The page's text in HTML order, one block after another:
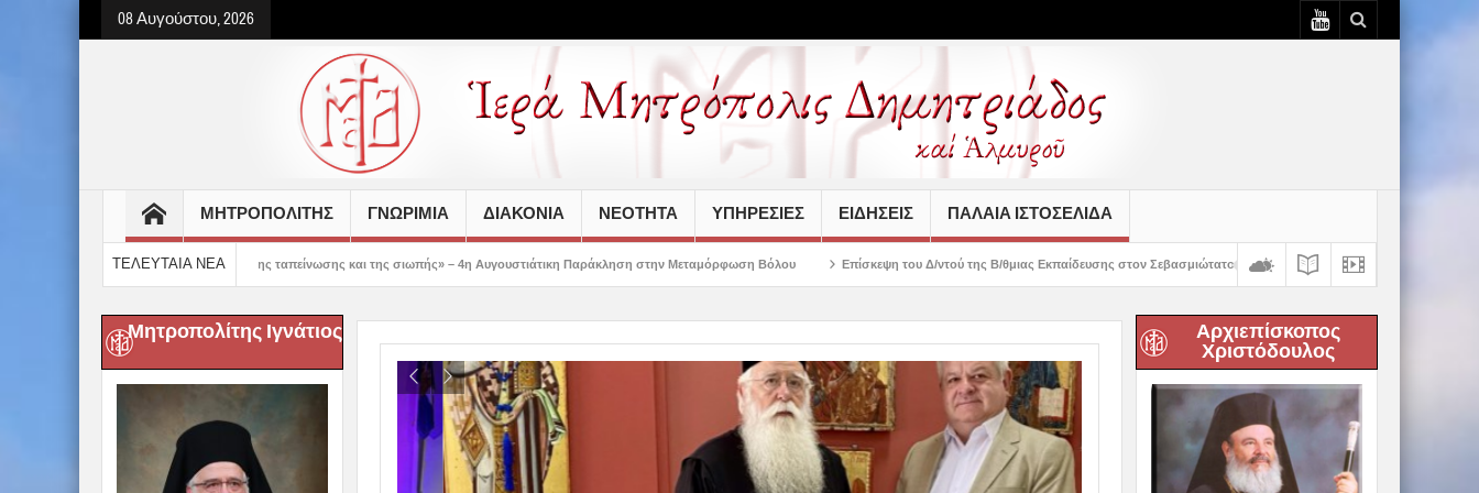
08 Αυγούστου, 2026
ΜΗΤΡΟΠΟΛΙΤΗΣ ΓΝΩΡΙΜΙΑ ΔΙΑΚΟΝΙΑ ΝΕΟΤΗΤΑ ΥΠΗΡΕΣΙΕΣ ΕΙΔΗΣΕΙΣ ΠΑΛΑΙΆ ΙΣΤΟΣΕΛΊΔΑ
ΤΕΛΕΥΤΑΙΑ ΝΕΑ
δείχνει τον δρόμο της ταπείνωσης και της σιωπής» – 4η Αυγουστιάτικη Παράκληση στην Μεταμόρφωση Βόλου Επίσκεψη του Δ/ντού της Β/θμιας Εκπαίδευσης στον Σεβασμιώτατο Δημητριάδος Ιγνάτιος: «Ο Χριστός μάς έδειξε το
Μητροπολίτης Ιγνάτιος
Αρχιεπίσκοπος
Χριστόδουλος